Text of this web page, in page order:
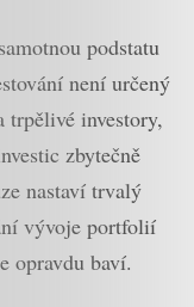
podstatu
není určený
trpělivé investory,
zbytečně
nastaví trvalý
vývoje portfolií
opravdu baví.